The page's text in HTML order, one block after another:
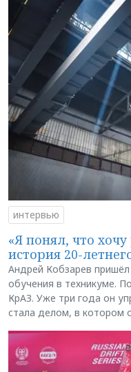
интервью
«Я понял, что
история 20-
Андрей Кобзарев
обучения в техникуме.
КрАЗ. Уже три года он
стала делом, в котором